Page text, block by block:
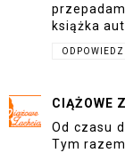
książka
ODPOWIEDZ
CIĄŻOWE
Od czasu
Tym